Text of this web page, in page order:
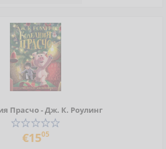
Прасчо - Дж. К. Роулинг
€1505